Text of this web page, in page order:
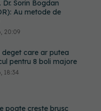
care ar putea
pentru 8 boli majore
poate crește brusc
Cine este mai expus